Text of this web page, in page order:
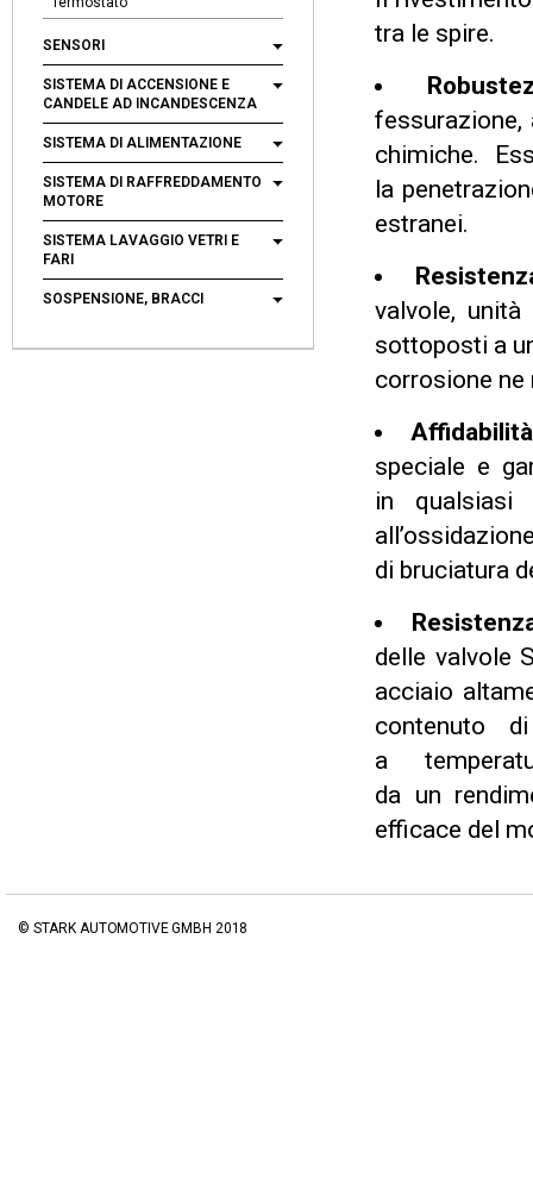
SENSORI
SISTEMA DI ACCENSIONE E
CANDELE AD INCANDESCENZA
SISTEMA DI ALIMENTAZIONE
SISTEMA DI RAFFREDDAMENTO
MOTORE
SISTEMA LAVAGGIO VETRI E
FARI
SOSPENSIONE, BRACCI
tra le spire.
fessurazione,
chimiche.
la
estranei.
valvole,
sottoposti a
corrosione ne
Affidabilità
speciale e
in qualsiasi
di bruciatura
delle valvole
acciaio
contenuto
a
da un
efficace del
© STARK AUTOMOTIVE GMBH 2018